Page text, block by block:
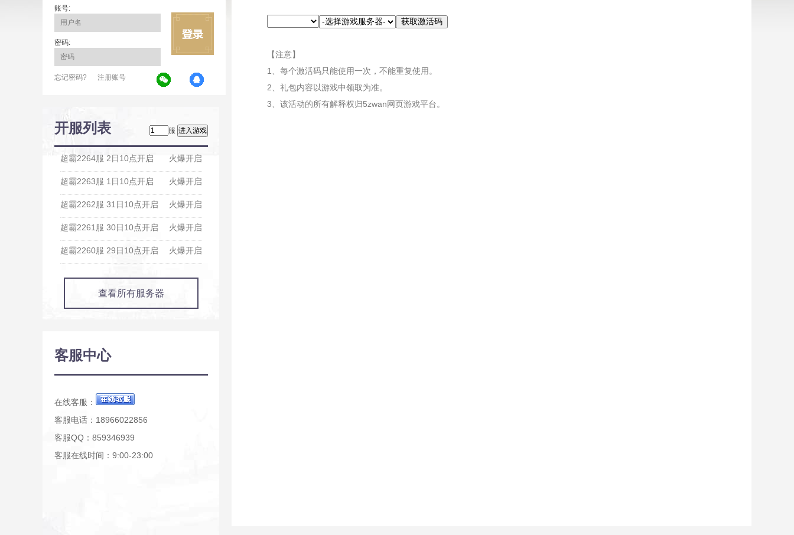
账号:
密码:
忘记密码? 注册账号
开服列表 服
火爆开启
超霸2264服 2日10点开启
火爆开启
超霸2263服 1日10点开启
火爆开启
超霸2262服 31日10点开启
火爆开启
超霸2261服 30日10点开启
火爆开启
超霸2260服 29日10点开启
查看所有服务器
客服中心
在线客服：
客服电话：18966022856
客服QQ：859346939
客服在线时间：9:00-23:00
【注意】
1、每个激活码只能使用一次，不能重复使用。
2、礼包内容以游戏中领取为准。
3、该活动的所有解释权归5zwan网页游戏平台。